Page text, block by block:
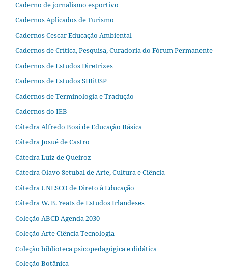
Caderno de jornalismo esportivo
Cadernos Aplicados de Turismo
Cadernos Cescar Educação Ambiental
Cadernos de Crítica, Pesquisa, Curadoria do Fórum Permanente
Cadernos de Estudos Diretrizes
Cadernos de Estudos SIBiUSP
Cadernos de Terminologia e Tradução
Cadernos do IEB
Cátedra Alfredo Bosi de Educação Básica
Cátedra Josué de Castro
Cátedra Luiz de Queiroz
Cátedra Olavo Setubal de Arte, Cultura e Ciência
Cátedra UNESCO de Direto à Educação
Cátedra W. B. Yeats de Estudos Irlandeses
Coleção ABCD Agenda 2030
Coleção Arte Ciência Tecnologia
Coleção biblioteca psicopedagógica e didática
Coleção Botânica